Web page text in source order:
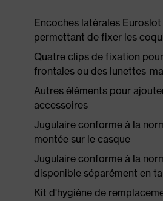
Encoches latérales
permettant de fixer les
Quatre clips de fixation
frontales ou des lunettes-
Autres éléments pour
accessoires
Jugulaire conforme à la
montée sur le casque
Jugulaire conforme à la
disponible séparément en
Kit d'hygiène de